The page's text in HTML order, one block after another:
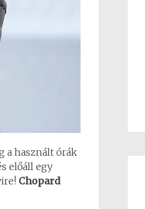
a használt órák
előáll egy
Chopard